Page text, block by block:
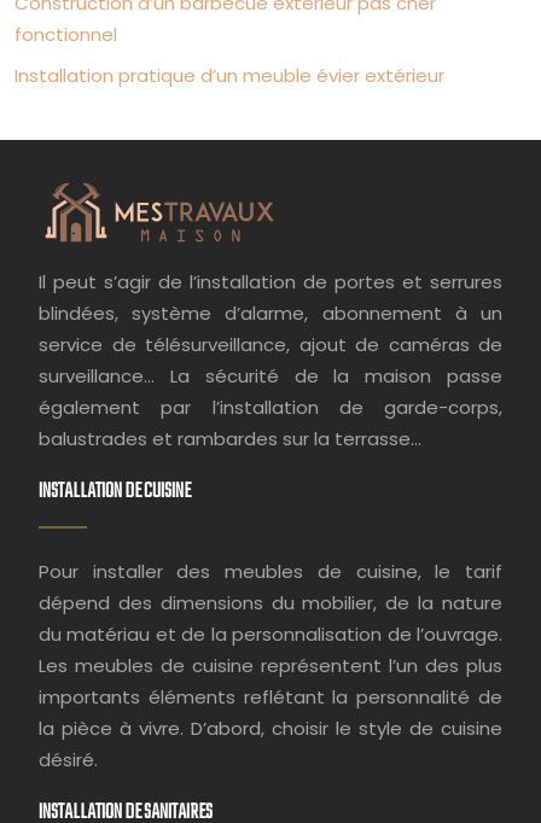
fonctionnel
Installation pratique d’un meuble évier extérieur
Il peut s’agir de l’installation de portes et serrures
blindées, système d’alarme, abonnement à un
service de télésurveillance, ajout de caméras de
surveillance… La sécurité de la maison passe
également par l’installation de garde-corps,
balustrades et rambardes sur la terrasse…
INSTALLATION DE CUISINE
Pour installer des meubles de cuisine, le tarif
dépend des dimensions du mobilier, de la nature
du matériau et de la personnalisation de l’ouvrage.
Les meubles de cuisine représentent l’un des plus
importants éléments reflétant la personnalité de
la pièce à vivre. D’abord, choisir le style de cuisine
désiré.
INSTALLATION DE SANITAIRES